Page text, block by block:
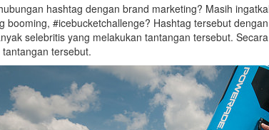
hashtag dengan brand marketing? Masih
booming, #icebucketchallenge? Hashtag tersebut
selebritis yang melakukan tantangan tersebut.
tersebut.